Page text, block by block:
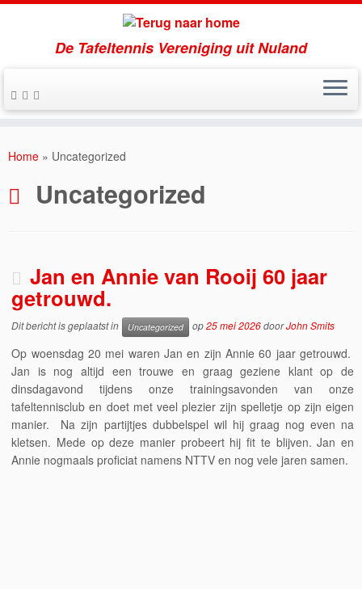
naar
De Tafeltennis Vereniging uit Nuland
Home » Uncategorized
Uncategorized
Jan en Annie van Rooij 60 jaar
getrouwd.
Dit bericht is geplaatst in Uncategorized op25 mei 2026doorJohn Smits
Op woensdag 20 mei waren Jan en zijn Annie 60 jaar getrouwd.
Jan is nog altijd een trouwe en graag geziene klant op de
dinsdagavond tijdens onze trainingsavonden van onze
tafeltennisclub en doet met veel plezier zijn spelletje op zijn eigen
manier. Na zijn partijtjes dubbelspel wil hij graag nog even na
kletsen. Mede op deze manier probeert hij fit te blijven. Jan en
Annie nogmaals proficiat namens NTTV en nog vele jaren samen.